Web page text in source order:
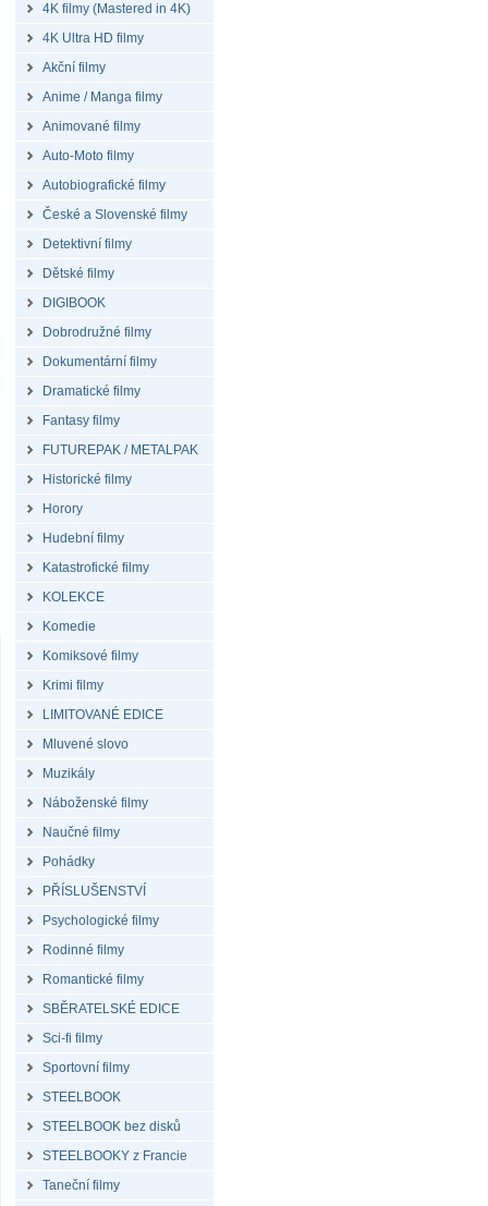
4K filmy (Mastered in 4K)
4K Ultra HD filmy
Akční filmy
Anime / Manga filmy
Animované filmy
Auto-Moto filmy
Autobiografické filmy
České a Slovenské filmy
Detektivní filmy
Dětské filmy
DIGIBOOK
Dobrodružné filmy
Dokumentární filmy
Dramatické filmy
Fantasy filmy
FUTUREPAK / METALPAK
Historické filmy
Horory
Hudební filmy
Katastrofické filmy
KOLEKCE
Komedie
Komiksové filmy
Krimi filmy
LIMITOVANÉ EDICE
Mluvené slovo
Muzikály
Náboženské filmy
Naučné filmy
Pohádky
PŘÍSLUŠENSTVÍ
Psychologické filmy
Rodinné filmy
Romantické filmy
SBĚRATELSKÉ EDICE
Sci-fi filmy
Sportovní filmy
STEELBOOK
STEELBOOK bez disků
STEELBOOKY z Francie
Taneční filmy